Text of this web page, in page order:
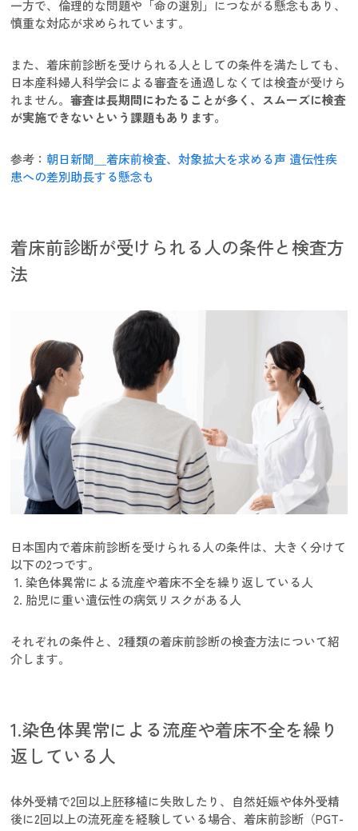
一方で、倫理的な問題や「命の選別」につながる懸念もあり、
慎重な対応が求められています。
また、着床前診断を受けられる人としての条件を満たしても、
日本産科婦人科学会による審査を通過しなくては検査が受けら
れません。審査は長期間にわたることが多く、スムーズに検査
が実施できないという課題もあります。
参考： 朝日新聞＿着床前検査、対象拡大を求める声 遺伝性疾
患への差別助長する懸念も
着床前診断が受けられる人の条件と検査方
法
日本国内で着床前診断を受けられる人の条件は、大きく分けて
以下の2つです。
染色体異常による流産や着床不全を繰り返している人
胎児に重い遺伝性の病気リスクがある人
それぞれの条件と、2種類の着床前診断の検査方法について紹
介します。
1.染色体異常による流産や着床不全を繰り
返している人
体外受精で2回以上胚移植に失敗したり、自然妊娠や体外受精
後に2回以上の流死産を経験している場合、着床前診断（PGT-